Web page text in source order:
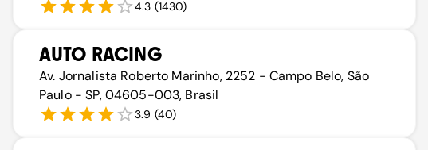
4.3 (1430)
AUTO RACING
Av. Jornalista Roberto Marinho, 2252 - Campo Belo, São
Paulo - SP, 04605-003, Brasil
3.9 (40)